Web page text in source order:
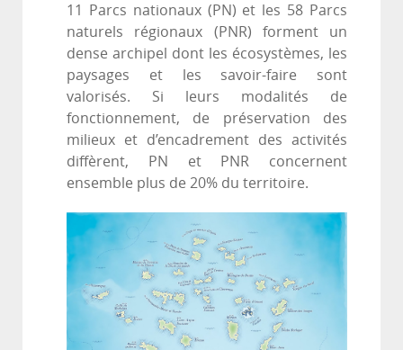
11 Parcs nationaux (PN) et les 58 Parcs
naturels régionaux (PNR) forment un
dense archipel dont les écosystèmes, les
paysages et les savoir-faire sont
valorisés. Si leurs modalités de
fonctionnement, de préservation des
milieux et d’encadrement des activités
diffèrent, PN et PNR concernent
ensemble plus de 20% du territoire.